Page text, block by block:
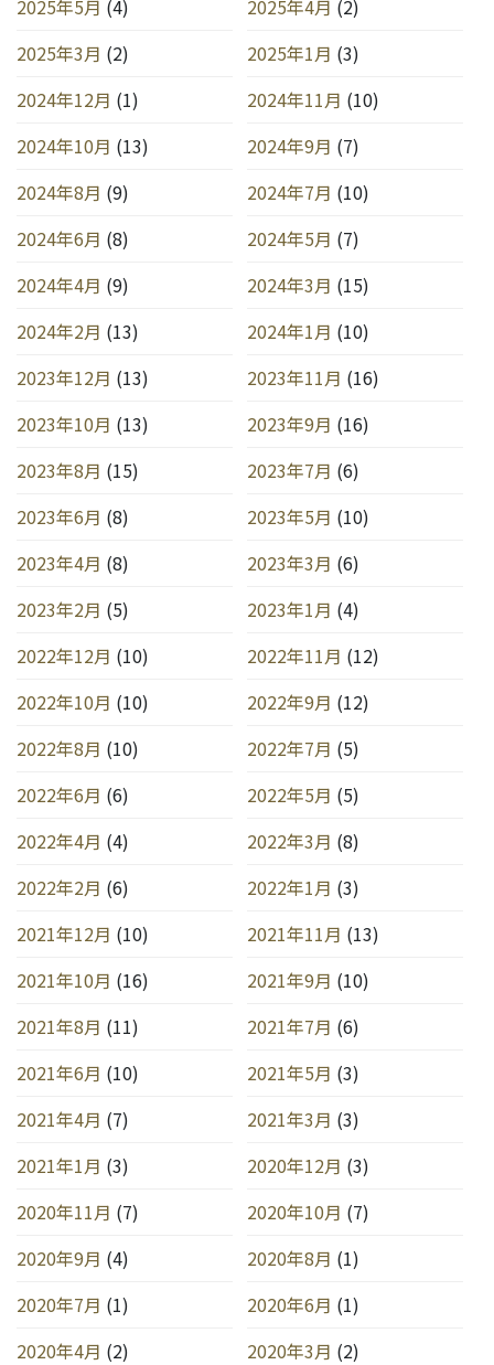
2025年5月 (4) 2025年4月 (2)
2025年3月 (2) 2025年1月 (3)
2024年12月 (1) 2024年11月 (10)
2024年10月 (13) 2024年9月 (7)
2024年8月 (9) 2024年7月 (10)
2024年6月 (8) 2024年5月 (7)
2024年4月 (9) 2024年3月 (15)
2024年2月 (13) 2024年1月 (10)
2023年12月 (13) 2023年11月 (16)
2023年10月 (13) 2023年9月 (16)
2023年8月 (15) 2023年7月 (6)
2023年6月 (8) 2023年5月 (10)
2023年4月 (8) 2023年3月 (6)
2023年2月 (5) 2023年1月 (4)
2022年12月 (10) 2022年11月 (12)
2022年10月 (10) 2022年9月 (12)
2022年8月 (10) 2022年7月 (5)
2022年6月 (6) 2022年5月 (5)
2022年4月 (4) 2022年3月 (8)
2022年2月 (6) 2022年1月 (3)
2021年12月 (10) 2021年11月 (13)
2021年10月 (16) 2021年9月 (10)
2021年8月 (11) 2021年7月 (6)
2021年6月 (10) 2021年5月 (3)
2021年4月 (7) 2021年3月 (3)
2021年1月 (3) 2020年12月 (3)
2020年11月 (7) 2020年10月 (7)
2020年9月 (4) 2020年8月 (1)
2020年7月 (1) 2020年6月 (1)
2020年4月 (2) 2020年3月 (2)